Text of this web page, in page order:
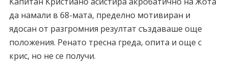
да намали в 68-мата, пределно мотивиран и
ядосан от разгромния резултат създаваше още
положения. Ренато тресна греда, опита и още с
крис, но не се получи.